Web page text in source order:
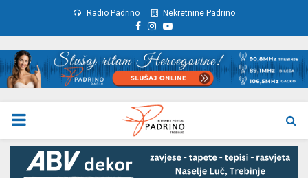
Radio Padrino Nekretnine Padrino
Facebook
Instagram
Youtube
PRIMARY
MENU